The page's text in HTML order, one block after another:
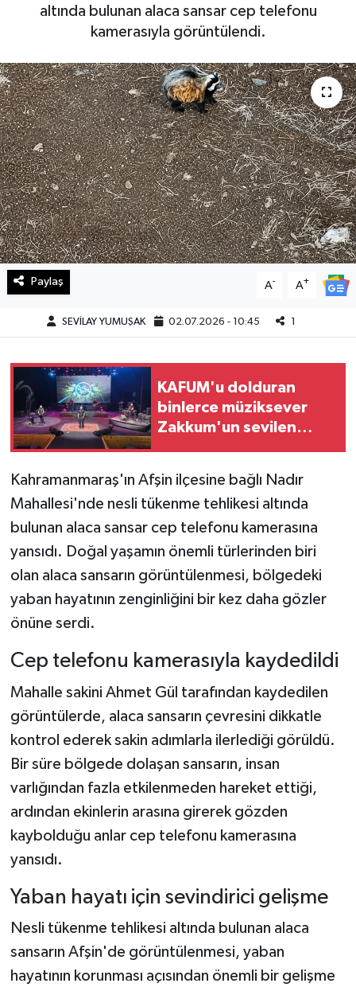
altında bulunan alaca sansar cep telefonu
kamerasıyla görüntülendi.
Paylaş A- A+
SEVİLAY YUMUŞAK 02.07.2026 - 10:45 1
KAFUM'u dolduran
binlerce müziksever
Zakkum'un sevilen
Kahramanmaraş'ın Afşin ilçesine bağlı Nadır
Mahallesi'nde nesli tükenme tehlikesi altında
bulunan alaca sansar cep telefonu kamerasına
yansıdı. Doğal yaşamın önemli türlerinden biri
olan alaca sansarın görüntülenmesi, bölgedeki
yaban hayatının zenginliğini bir kez daha gözler
önüne serdi.
Cep telefonu kamerasıyla kaydedildi
Mahalle sakini Ahmet Gül tarafından kaydedilen
görüntülerde, alaca sansarın çevresini dikkatle
kontrol ederek sakin adımlarla ilerlediği görüldü.
Bir süre bölgede dolaşan sansarın, insan
varlığından fazla etkilenmeden hareket ettiği,
ardından ekinlerin arasına girerek gözden
kaybolduğu anlar cep telefonu kamerasına
yansıdı.
Yaban hayatı için sevindirici gelişme
Nesli tükenme tehlikesi altında bulunan alaca
sansarın Afşin'de görüntülenmesi, yaban
hayatının korunması açısından önemli bir gelişme
Haberde İnsan
Kültür Sanat
Magazin
Manşet Altı
Manşetler
Resmi İlan
Sağlık
Spor
Teknoloji
Yaşam
KAHRAMANMARAŞ